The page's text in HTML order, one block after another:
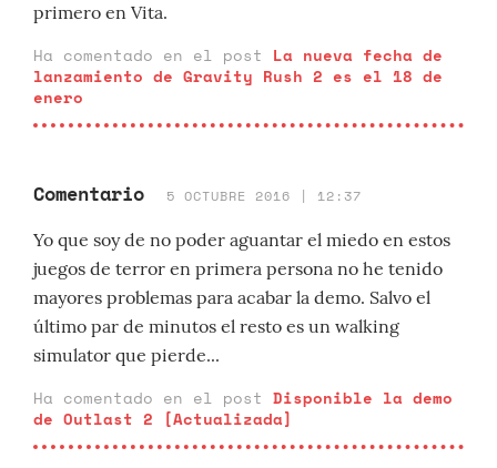
primero en Vita.
Ha comentado en el post La nueva fecha de
lanzamiento de Gravity Rush 2 es el 18 de
enero
Comentario 5 OCTUBRE 2016 | 12:37
Yo que soy de no poder aguantar el miedo en estos
juegos de terror en primera persona no he tenido
mayores problemas para acabar la demo. Salvo el
último par de minutos el resto es un walking
simulator que pierde...
Ha comentado en el post Disponible la demo
de Outlast 2 [Actualizada]